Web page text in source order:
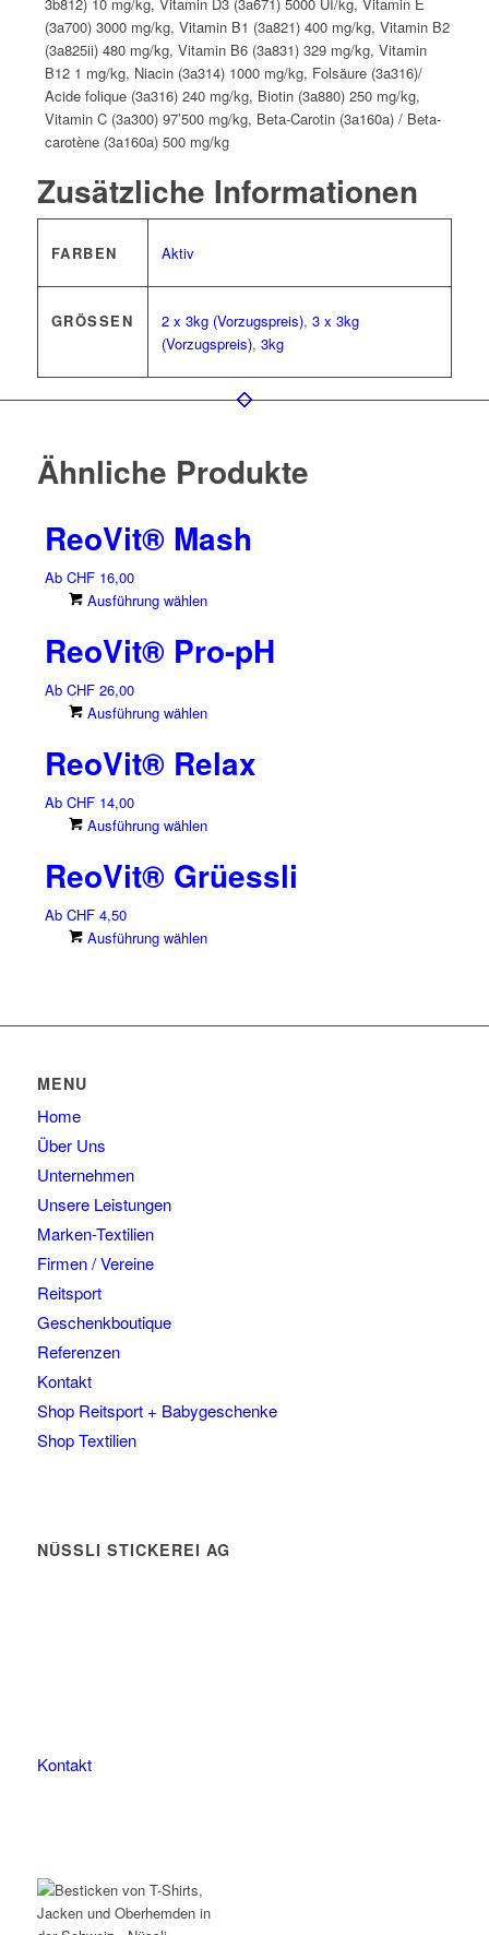
(3a700) 3000 mg/kg, Vitamin B1 (3a821) 400 mg/kg, Vitamin B2
(3a825ii) 480 mg/kg, Vitamin B6 (3a831) 329 mg/kg, Vitamin
B12 1 mg/kg, Niacin (3a314) 1000 mg/kg, Folsäure (3a316)/
Acide folique (3a316) 240 mg/kg, Biotin (3a880) 250 mg/kg,
Vitamin C (3a300) 97’500 mg/kg, Beta-Carotin (3a160a) / Beta-
carotène (3a160a) 500 mg/kg
Zusätzliche Informationen
FARBEN Aktiv
GRÖSSEN 2 x 3kg (Vorzugspreis), 3 x 3kg
(Vorzugspreis), 3kg
Ähnliche Produkte
ReoVit® Mash
Ab CHF16,00
Ausführung wählen
weist
mehrere
Optionen
können
gewählt
ReoVit® Pro-pH
Ab CHF26,00
Ausführung wählen
weist
mehrere
Optionen
können
ReoVit® Relax
Ab CHF14,00
Ausführung wählen
weist
mehrere
auf
ReoVit® Grüessli
Ab CHF4,50
Ausführung wählen
Varianten
MENU
Home
Über Uns
Unternehmen
Unsere Leistungen
Marken-Textilien
Firmen / Vereine
Reitsport
Geschenkboutique
Referenzen
Kontakt
Shop Reitsport + Babygeschenke
Shop Textilien
NÜSSLI STICKEREI AG
Kontakt